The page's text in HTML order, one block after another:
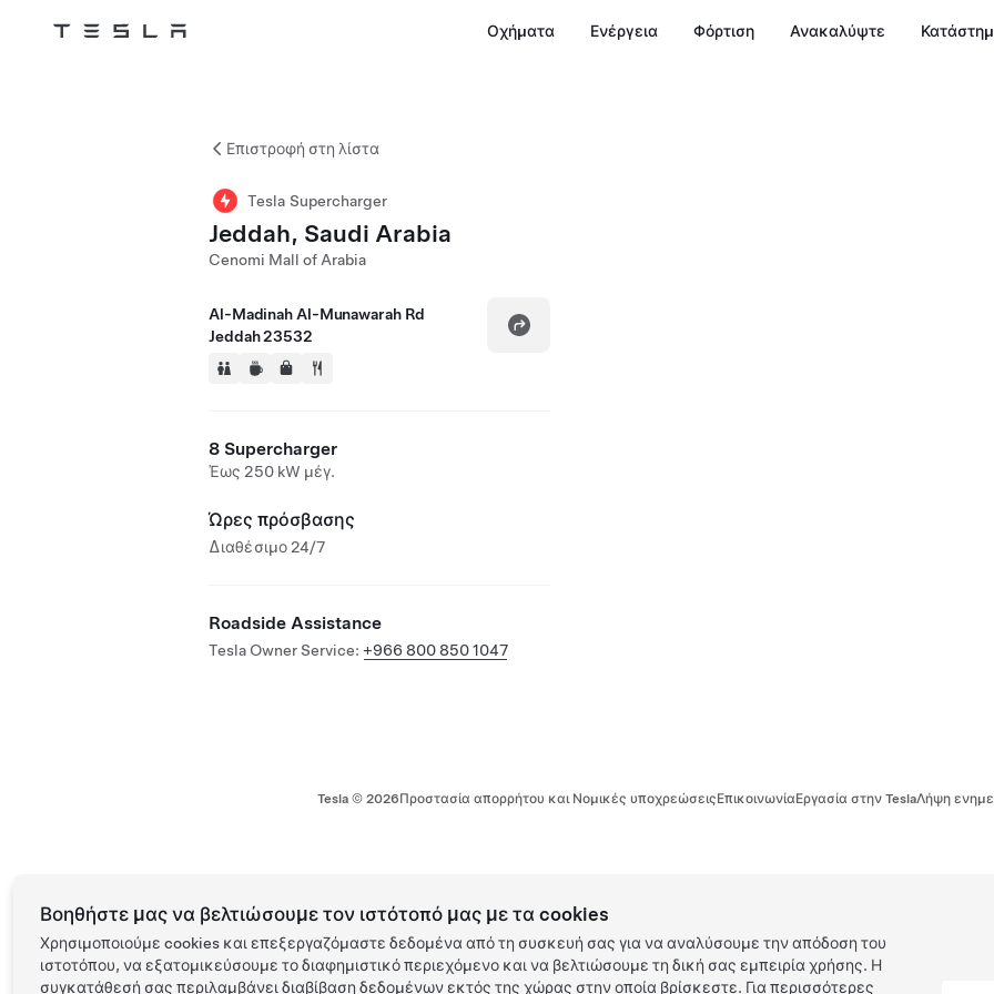
Tesla Οχήματα Ενέργεια Φόρτιση Ανακαλύψτε
Επιστροφή στη λίστα
Tesla Supercharger
Jeddah, Saudi Arabia
Cenomi Mall of Arabia
Al-Madinah Al-Munawarah Rd
Jeddah 23532
8 Supercharger
Έως 250 kW μέγ.
Ώρες πρόσβασης
Διαθέσιμο 24/7
Roadside Assistance
Tesla Owner Service: +966 800 850 1047
Tesla © 2026Προστασία απορρήτου και Νομικές υποχρεώσειςΕπικοινωνίαΕργασία στην TeslaΛήψη
Βοηθήστε μας να βελτιώσουμε τον ιστότοπό μας με τα cookies
Χρησιμοποιούμε cookies και επεξεργαζόμαστε δεδομένα από τη συσκευή σας για να αναλύσουμε την απόδοση του
ιστοτόπου, να εξατομικεύσουμε το διαφημιστικό περιεχόμενο και να βελτιώσουμε τη δική σας εμπειρία χρήσης. Η
συγκατάθεσή σας περιλαμβάνει διαβίβαση δεδομένων εκτός της χώρας στην οποία βρίσκεστε. Για περισσότερες